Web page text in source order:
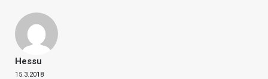
Hessu
15.3.2018